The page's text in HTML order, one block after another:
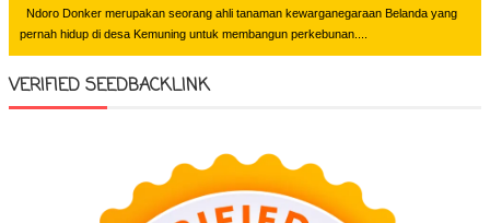
Ndoro Donker merupakan seorang ahli tanaman kewarganegaraan Belanda yang
pernah hidup di desa Kemuning untuk membangun perkebunan....
VERIFIED SEEDBACKLINK